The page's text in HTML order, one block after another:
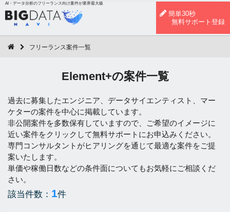
AI・データ分析のフリーランス向け案件が業界最大級
簡単30秒
無料サポート登録
フリーランス案件一覧
Element+の案件一覧
過去に募集したエンジニア、データサイエンティスト、マー
ケターの案件を中心に掲載しています。
非公開案件を多数保有していますので、ご希望のイメージに
近い案件をクリックして無料サポートにお申込みください。
専門コンサルタントがヒアリングを通じて最適な案件をご提
案いたします。
単価や稼働日数などの条件面についてもお気軽にご相談くだ
さい。
該当件数： 1件